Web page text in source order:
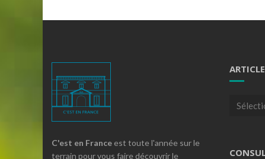
C'est en France est toute l'année sur le
terrain pour vous faire découvrir le
Articles